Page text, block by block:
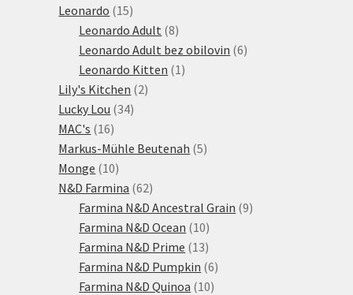
Leonardo 1515
produktů
Leonardo Adult 88
produktů
Leonardo Adult bez obilovin 66
Leonardo Kitten 1 1
Lily's Kitchen 22
Lucky Lou 3434
MAC's 1616
produktů
Markus-Mühle Beutenah 55
Monge 1010
produktů
N&D Farmina 6262
produktů
Farmina N&D Ancestral Grain 99
Farmina N&D Ocean 1010
produktů
Farmina N&D Prime 1313
produktů
Farmina N&D Pumpkin 66
Farmina N&D Quinoa 1010